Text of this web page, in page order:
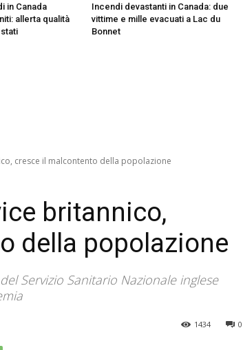
in Canada
allerta qualità
Incendi devastanti in Canada: due
vittime e mille evacuati a Lac du
Bonnet